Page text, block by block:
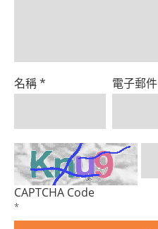
名稱* 電子郵件
CAPTCHA Code
*